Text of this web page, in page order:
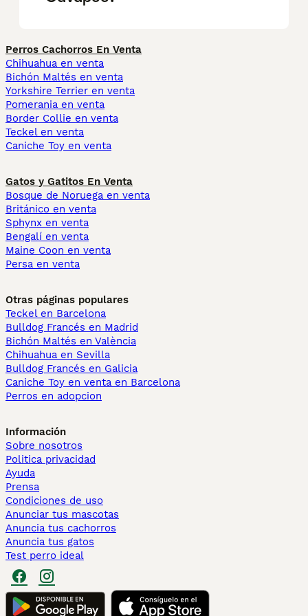
Perros Cachorros En Venta
Chihuahua en venta
Bichón Maltés en venta
Yorkshire Terrier en venta
Pomerania en venta
Border Collie en venta
Teckel en venta
Caniche Toy en venta
Gatos y Gatitos En Venta
Bosque de Noruega en venta
Británico en venta
Sphynx en venta
Bengalí en venta
Maine Coon en venta
Persa en venta
Otras páginas populares
Teckel en Barcelona
Bulldog Francés en Madrid
Bichón Maltés en València
Chihuahua en Sevilla
Bulldog Francés en Galicia
Caniche Toy en venta en Barcelona
Perros en adopcion
Información
Sobre nosotros
Politica privacidad
Ayuda
Prensa
Condiciones de uso
Anunciar tus mascotas
Anuncia tus cachorros
Anuncia tus gatos
Test perro ideal